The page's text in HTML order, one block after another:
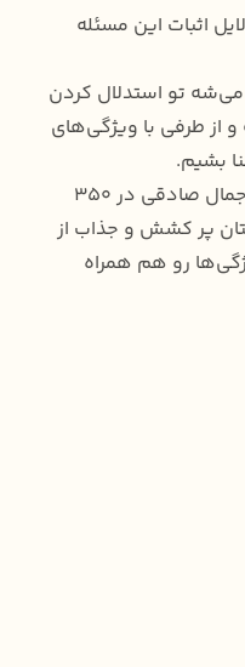
اثبات این مسئله
تو استدلال کردن
از طرفی با ویژگی‌های
بشیم.
که توسط جمال صادقی در ۳۵۰
حاوی ۳ تا داستان پر کشش و جذاب از
رو هم همراه